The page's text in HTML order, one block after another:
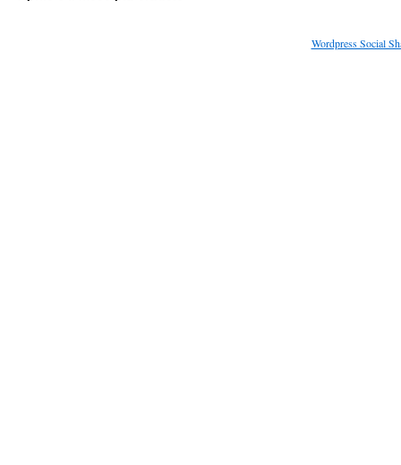
Wordpress Social